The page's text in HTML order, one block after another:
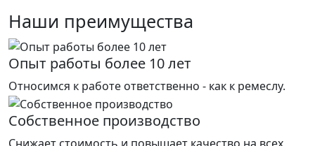
Наши преимущества
Опыт работы более 10 лет
Относимся к работе ответственно - как к ремеслу.
Собственное производство
Снижает стоимость и повышает качество на всех